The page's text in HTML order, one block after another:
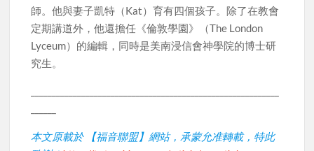
師。他與妻子凱特（Kat）育有四個孩子。除了在教會
定期講道外，他還擔任《倫敦學園》（The London
Lyceum）的編輯，同時是美南浸信會神學院的博士研
究生。
本文原載於 【福音聯盟】網站，承蒙允准轉載，特此